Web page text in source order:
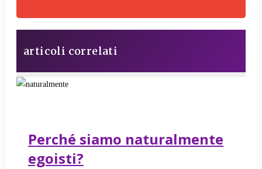
articoli correlati
Perché siamo naturalmente
egoisti?